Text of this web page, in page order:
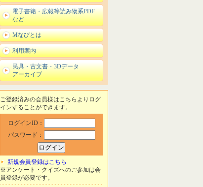
電子書籍・広報等読み物系PDF
など
Mなびとは
利用案内
民具・古文書・3Dデータ
アーカイブ
ご登録済みの会員様はこちらよりログ
インすることができます。
ログインID：
パスワード：
新規会員登録はこちら
※アンケート・クイズへのご参加は会
員登録が必要です。